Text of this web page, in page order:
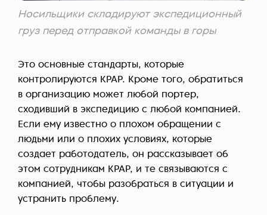
Носильщики складируют экспедиционный
груз перед отправкой команды в горы
Это основные стандарты, которые
контролируются KPAP. Кроме того, обратиться
в организацию может любой портер,
сходивший в экспедицию с любой компанией.
Если ему известно о плохом обращении с
людьми или о плохих условиях, которые
создает работодатель, он рассказывает об
этом сотрудникам KPAP, и те связываются с
компанией, чтобы разобраться в ситуации и
устранить проблему.